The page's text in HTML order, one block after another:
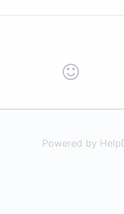
Powered by